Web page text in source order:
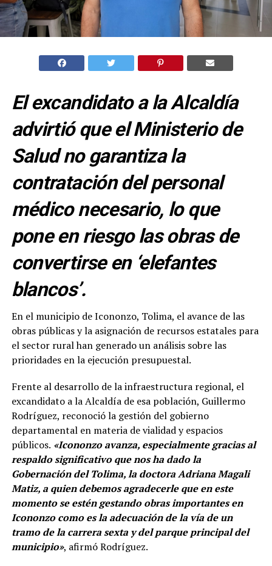
El excandidato a la Alcaldía
advirtió que el Ministerio de
Salud no garantiza la
contratación del personal
médico necesario, lo que
pone en riesgo las obras de
convertirse en ‘elefantes
blancos’.
En el municipio de Icononzo, Tolima, el avance de las
obras públicas y la asignación de recursos estatales para
el sector rural han generado un análisis sobre las
prioridades en la ejecución presupuestal.
Frente al desarrollo de la infraestructura regional, el
excandidato a la Alcaldía de esa población, Guillermo
Rodríguez, reconoció la gestión del gobierno
departamental en materia de vialidad y espacios
públicos. «Icononzo avanza, especialmente gracias al
respaldo significativo que nos ha dado la
Gobernación del Tolima, la doctora Adriana Magali
Matiz, a quien debemos agradecerle que en este
momento se estén gestando obras importantes en
Icononzo como es la adecuación de la vía de un
tramo de la carrera sexta y del parque principal del
municipio», afirmó Rodríguez.